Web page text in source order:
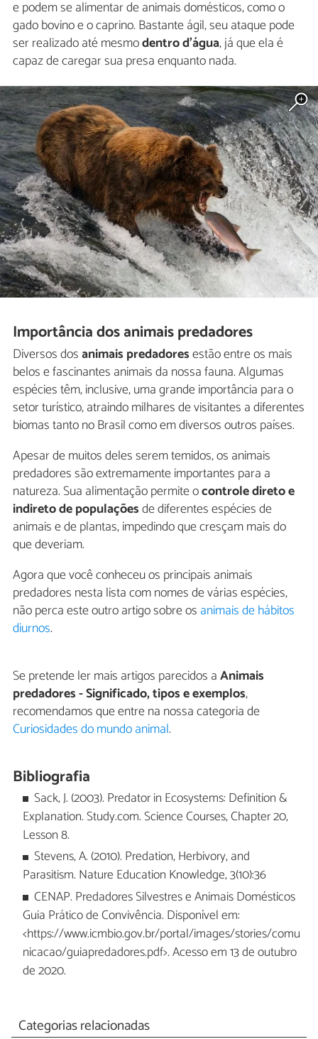
e podem se alimentar de animais domésticos, como o
gado bovino e o caprino. Bastante ágil, seu ataque pode
ser realizado até mesmodentro d'água, já que ela é
capaz de caregar sua presa enquanto nada.
Importância dos animais predadores
Diversos dosanimais predadoresestão entre os mais
belos e fascinantes animais da nossa fauna. Algumas
espécies têm, inclusive, uma grande importância para o
setor turístico, atraindo milhares de visitantes a diferentes
biomas tanto no Brasil como em diversos outros países.
Apesar de muitos deles serem temidos, os animais
predadores são extremamente importantes para a
natureza. Sua alimentação permite ocontrole direto e
indireto de populaçõesde diferentes espécies de
animais e de plantas, impedindo que cresçam mais do
que deveriam.
Agora que você conheceu os principais animais
predadores nesta lista com nomes de várias espécies,
não perca este outro artigo sobre os animais de hábitos
diurnos.
Se pretende ler mais artigos parecidos aAnimais
predadores - Significado, tipos e exemplos,
recomendamos que entre na nossa categoria de
Curiosidades do mundo animal.
Bibliografia
Sack, J. (2003). Predator in Ecosystems: Definition &
Explanation. Study.com. Science Courses, Chapter 20,
Lesson 8.
Stevens, A. (2010). Predation, Herbivory, and
Parasitism. Nature Education Knowledge, 3(10):36
CENAP. Predadores Silvestres e Animais Domésticos
Guia Prático de Convivência. Disponível em:
<https://www.icmbio.gov.br/portal/images/stories/comu
nicacao/guiapredadores.pdf>. Acesso em 13 de outubro
de 2020.
Categorias relacionadas